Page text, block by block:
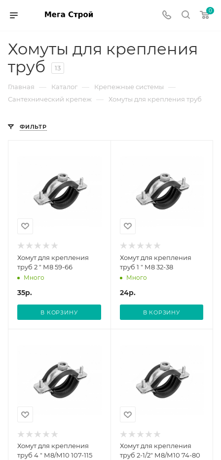
0
Хомуты для крепления
труб
13
Главная — Каталог — Крепежные системы —
Сантехнический крепеж — Хомуты для крепления труб
ФИЛЬТР
Хомут для крепления
труб 2 " М8 59-66
Много
35р.
В КОРЗИНУ
Хомут для крепления
труб 1 " М8 32-38
Много
24р.
В КОРЗИНУ
Хомут для крепления
труб 4 " М8/М10 107-115
Хомут для крепления
труб 2-1/2" М8/М10 74-80